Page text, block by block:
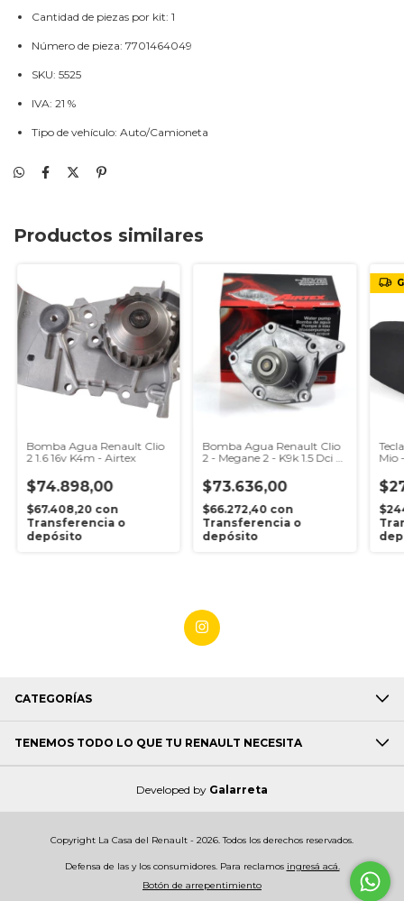
Cantidad de piezas por kit: 1
Número de pieza: 7701464049
SKU: 5525
IVA: 21 %
Tipo de vehículo: Auto/Camioneta
Productos similares
Bomba Agua Renault Clio
2 1.6 16v K4m - Airtex
$74.898,00
$67.408,20 con
Transferencia o
depósito
Bomba Agua Renault Clio
2 - Megane 2 - K9k 1.5 Dci -
$73.636,00
$66.272,40 con
Transferencia o
depósito
Mio
CATEGORÍAS
TENEMOS TODO LO QUE TU RENAULT NECESITA
Developed by Galarreta
Copyright La Casa del Renault - 2026. Todos los derechos reservados.
Defensa de las y los consumidores. Para reclamos ingresá acá.
Botón de arrepentimiento